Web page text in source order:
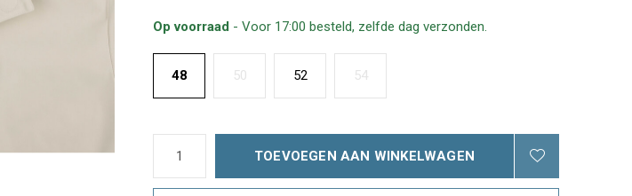
Op voorraad - Voor 17:00 besteld, zelfde dag verzonden.
48 50 52 54
TOEVOEGEN AAN WINKELWAGEN